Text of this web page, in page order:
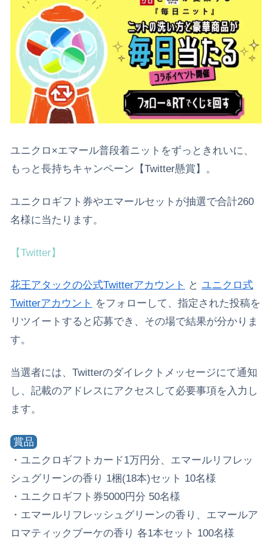
ユニクロ×エマール普段着ニットをずっときれいに、
もっと長持ちキャンペーン【Twitter懸賞】。
ユニクロギフト券やエマールセットが抽選で合計260
名様に当たります。
【Twitter】
花王アタックの公式Twitterアカウント と ユニクロ式
Twitterアカウント をフォローして、指定された投稿を
リツイートすると応募でき、その場で結果が分かりま
す。
当選者には、Twitterのダイレクトメッセージにて通知
し、記載のアドレスにアクセスして必要事項を入力し
ます。
賞品
・ユニクロギフトカード1万円分、エマールリフレッ
シュグリーンの香り 1梱(18本)セット 10名様
・ユニクロギフト券5000円分 50名様
・エマールリフレッシュグリーンの香り、エマールア
ロマティックブーケの香り 各1本セット 100名様